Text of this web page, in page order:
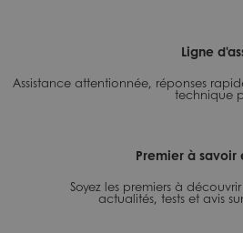
Ligne
Assistance attentionnée, réponses
technique
Premier à savoir
Soyez les premiers à
actualités, tests et avis